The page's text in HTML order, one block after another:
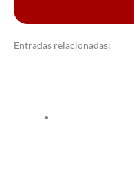
Entradas relacionadas: